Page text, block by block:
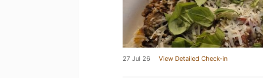
27 Jul 26 View Detailed Check-in